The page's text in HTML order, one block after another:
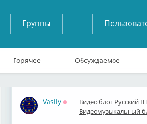
Группы
Горячее Обсуждаемое
Vasily
Оффлайн
Видео блог Русский
Видеомузыкальный